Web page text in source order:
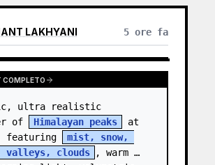
LAKHYANI 5 ore fa
COMPLETO
ultra realistic
of
Himalayan peaks
at
featuring
mist, snow,
valleys, clouds
, warm